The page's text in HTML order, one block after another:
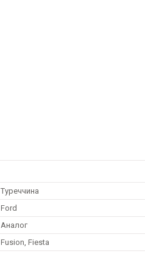
Туреччина
Ford
Аналог
Fusion, Fiesta